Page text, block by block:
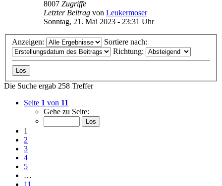
8007 Zugriffe
Letzter Beitrag von Leukermoser
Sonntag, 21. Mai 2023 - 23:31 Uhr
Anzeigen:
Sortiere nach:
Richtung:
Die Suche ergab 258 Treffer
Seite 1 von 11
Gehe zu Seite:
1
2
3
4
5
…